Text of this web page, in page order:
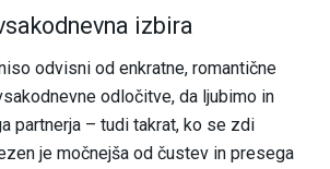
izbira
odvisni od enkratne, romantične
odločitve, da ljubimo in
partnerja – tudi takrat, ko se zdi
je močnejša od čustev in presega